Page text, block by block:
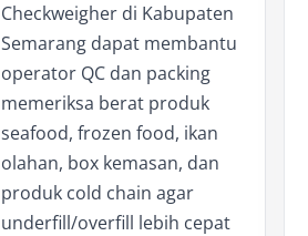
Checkweigher di Kabupaten
Semarang dapat membantu
operator QC dan packing
memeriksa berat produk
seafood, frozen food, ikan
olahan, box kemasan, dan
produk cold chain agar
underfill/overfill lebih cepat